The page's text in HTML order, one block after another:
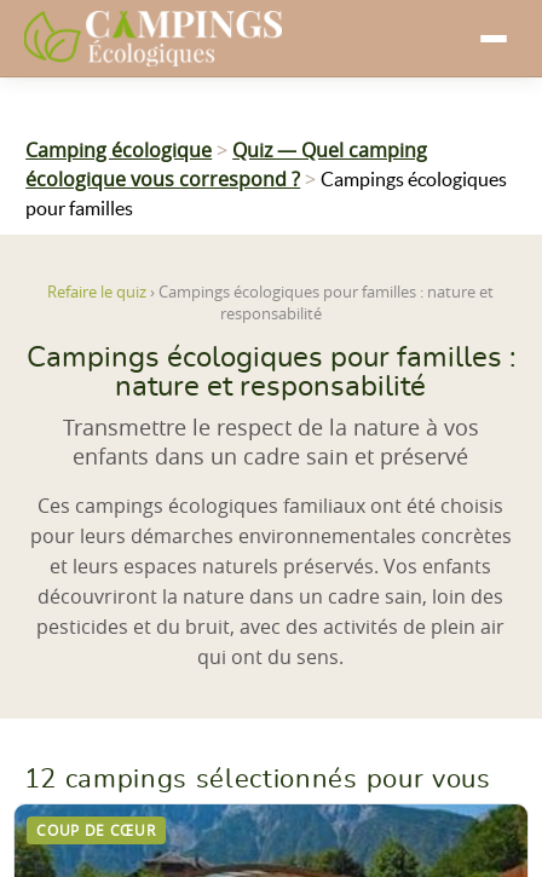
Camping écologique > Quiz — Quel camping
écologique vous correspond ? >Campings écologiques
pour familles
Refaire le quiz › Campings écologiques pour familles : nature et
responsabilité
Campings écologiques pour familles :
nature et responsabilité
Transmettre le respect de la nature à vos
enfants dans un cadre sain et préservé
Ces campings écologiques familiaux ont été choisis
pour leurs démarches environnementales concrètes
et leurs espaces naturels préservés. Vos enfants
découvriront la nature dans un cadre sain, loin des
pesticides et du bruit, avec des activités de plein air
qui ont du sens.
12 campings sélectionnés pour vous
COUP DE CŒUR